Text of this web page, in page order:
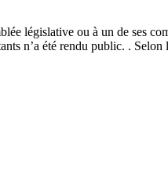
législative ou à un de
n’a été rendu public. .